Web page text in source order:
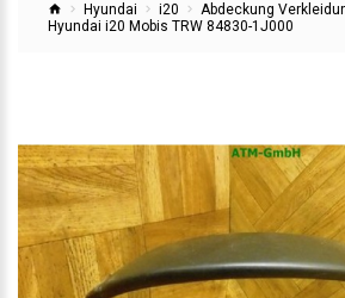
Hyundai i20
Abdeckung
Hyundai i20 Mobis TRW 84830-1J000